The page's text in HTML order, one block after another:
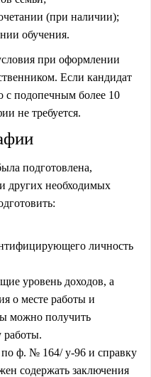
(при наличии);
обучения.
при оформлении
Если кандидат
с подопечным более 10
не требуется.
подготовлена,
других необходимых
личность
уровень доходов, а
о месте работы и
можно получить
работы.
ф. № 164/ у-96 и справку
содержать заключения